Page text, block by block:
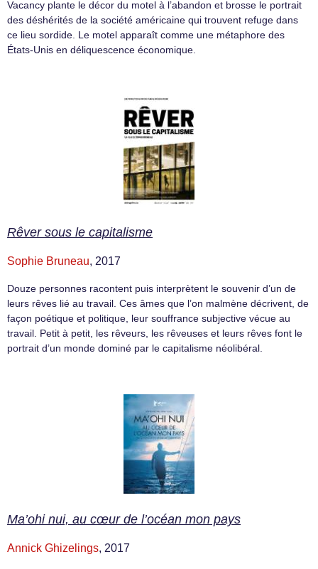
Vacancy plante le décor du motel à l’abandon et brosse le portrait
des déshérités de la société américaine qui trouvent refuge dans
ce lieu sordide. Le motel apparaît comme une métaphore des
États-Unis en déliquescence économique.
Rêver sous le capitalisme
Sophie Bruneau, 2017
Douze personnes racontent puis interprètent le souvenir d’un de
leurs rêves lié au travail. Ces âmes que l’on malmène décrivent, de
façon poétique et politique, leur souffrance subjective vécue au
travail. Petit à petit, les rêveurs, les rêveuses et leurs rêves font le
portrait d’un monde dominé par le capitalisme néolibéral.
Ma’ohi nui, au cœur de l’océan mon pays
Annick Ghizelings, 2017